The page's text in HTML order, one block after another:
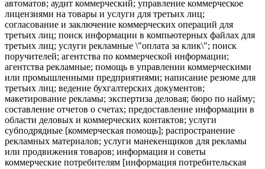
автоматов; аудит коммерческий; управление коммерческое
лицензиями на товары и услуги для третьих лиц;
согласование и заключение коммерческих операций для
третьих лиц; поиск информации в компьютерных файлах для
третьих лиц; услуги рекламные \"оплата за клик\"; поиск
поручителей; агентства по коммерческой информации;
агентства рекламные; помощь в управлении коммерческими
или промышленными предприятиями; написание резюме для
третьих лиц; ведение бухгалтерских документов;
макетирование рекламы; экспертиза деловая; бюро по найму;
составление отчетов о счетах; предоставление информации в
области деловых и коммерческих контактов; услуги
субподрядные [коммерческая помощь]; распространение
рекламных материалов; услуги манекенщиков для рекламы
или продвижения товаров; информация и советы
коммерческие потребителям [информация потребительская